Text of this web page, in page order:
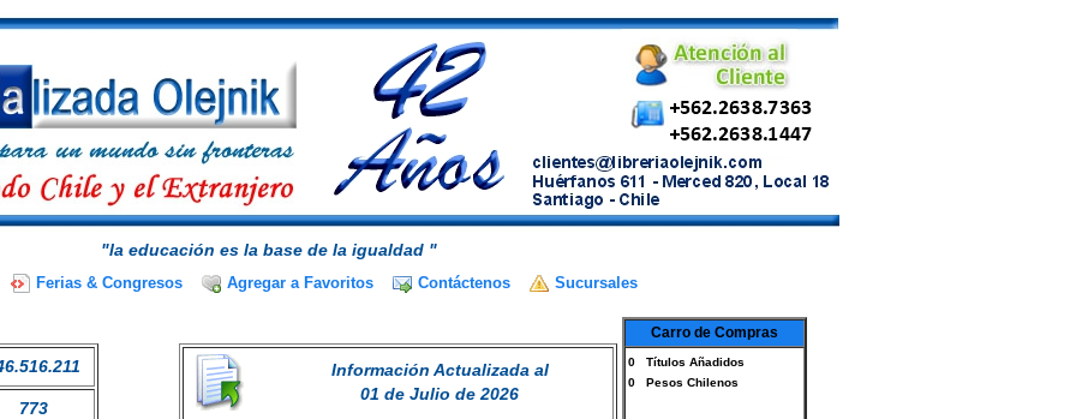
"la educación es la base de la igualdad "
Ferias & Congresos Agregar a Favoritos Contáctenos Sucursales
773
Información Actualizada al
01 de Julio de 2026
Carro de Compras
0 Títulos Añadidos
0 Pesos Chilenos